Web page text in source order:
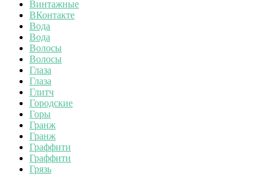
Винтажные
ВКонтакте
Вода
Вода
Волосы
Волосы
Глаза
Глаза
Глитч
Городские
Горы
Гранж
Гранж
Граффити
Граффити
Грязь